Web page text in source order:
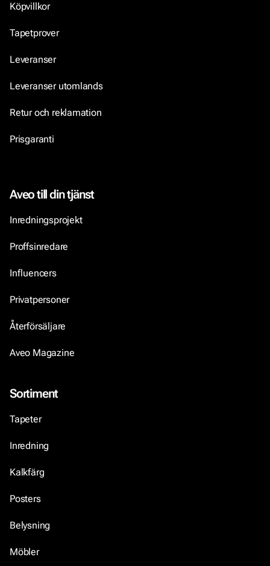
Köpvillkor
Tapetprover
Leveranser
Leveranser utomlands
Retur och reklamation
Prisgaranti
Aveo till din tjänst
Inredningsprojekt
Proffsinredare
Influencers
Privatpersoner
Återförsäljare
Aveo Magazine
Sortiment
Tapeter
Inredning
Kalkfärg
Posters
Belysning
Möbler